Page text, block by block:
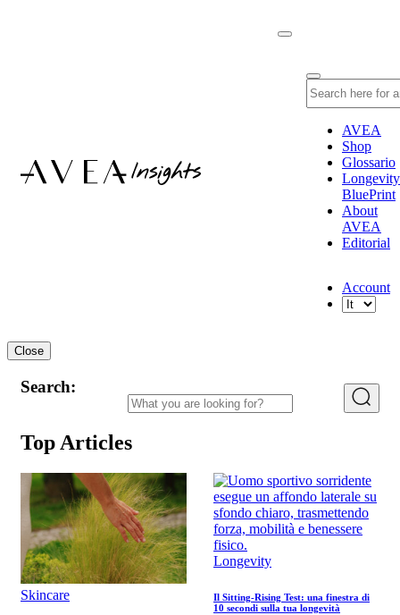
AVEA
Shop
Glossario
Longevity
BluePrint
About
AVEA
Editorial
Account
Close
Search:
Top Articles
Skincare
Longevity
Il Sitting-Rising Test: una finestra di
10 secondi sulla tua longevità